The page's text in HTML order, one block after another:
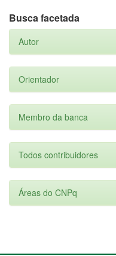
Busca facetada
Autor
Orientador
Membro da banca
Todos contribuidores
Áreas do CNPq